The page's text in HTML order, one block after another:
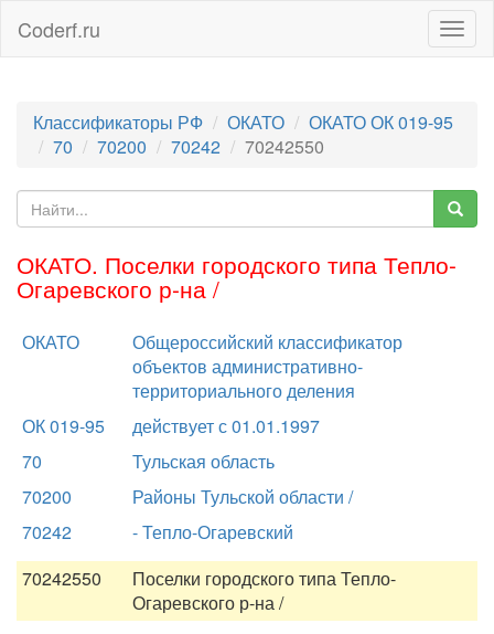
Coderf.ru
Классификаторы РФ ОКАТО
ОКАТО ОК 019-95
70
70200 70242 70242550
ОКАТО. Поселки городского типа Тепло-
Огаревского р-на /
ОКАТО
Общероссийский классификатор
объектов административно-
территориального деления
ОК 019-95
действует с 01.01.1997
70
Тульская область
70200
Районы Тульской области /
70242
- Тепло-Огаревский
70242550
Поселки городского типа Тепло-
Огаревского р-на /